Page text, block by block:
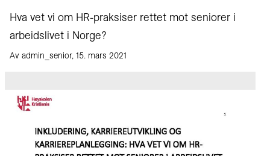
Hva vet vi om HR-praksiser rettet mot seniorer i
arbeidslivet i Norge?
Av admin_senior, 15. mars 2021